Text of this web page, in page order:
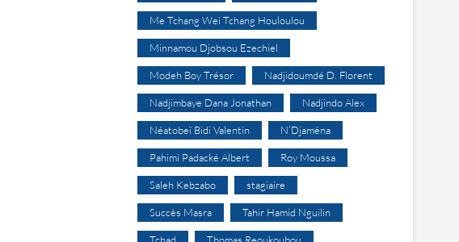
Me Tchang Wei Tchang Houloulou
Minnamou Djobsou Ezechiel
Modeh Boy Trésor Nadjidoumdé D. Florent
Nadjimbaye Dana Jonathan Nadjindo Alex
Néatobeï Bidi Valentin N’Djaména
Pahimi Padacké Albert Roy Moussa
Saleh Kebzabo stagiaire
Succès Masra Tahir Hamid Nguilin